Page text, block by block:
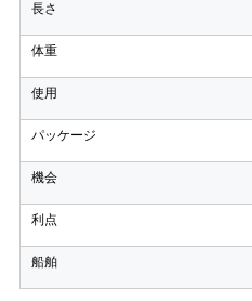
長さ
体重
使用
パッケージ
機会
利点
船舶